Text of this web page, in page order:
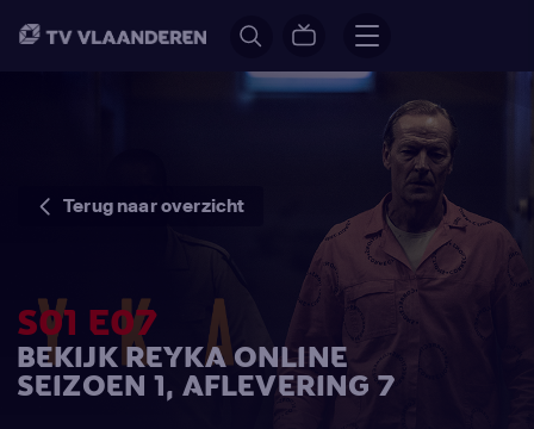
Terug naar overzicht
S01 E07
BEKIJK REYKA ONLINE
SEIZOEN 1, AFLEVERING 7